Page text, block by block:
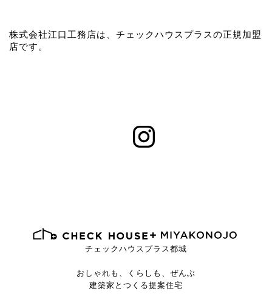
株式会社江口工務店は、チェックハウスプラスの正規加盟
店です。
チェックハウスプラス都城
おしゃれも、くらしも、ぜんぶ
建築家とつくる提案住宅